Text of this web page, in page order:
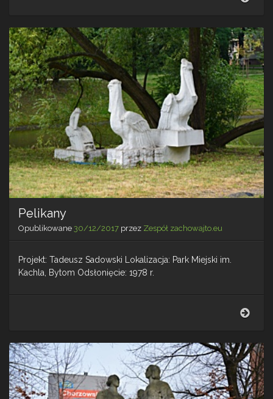
Pelikany
Opublikowane 30/12/2017 przez Zespół zachowajto.eu
Projekt: Tadeusz Sadowski Lokalizacja: Park Miejski im.
Kachla, Bytom Odsłonięcie: 1978 r.